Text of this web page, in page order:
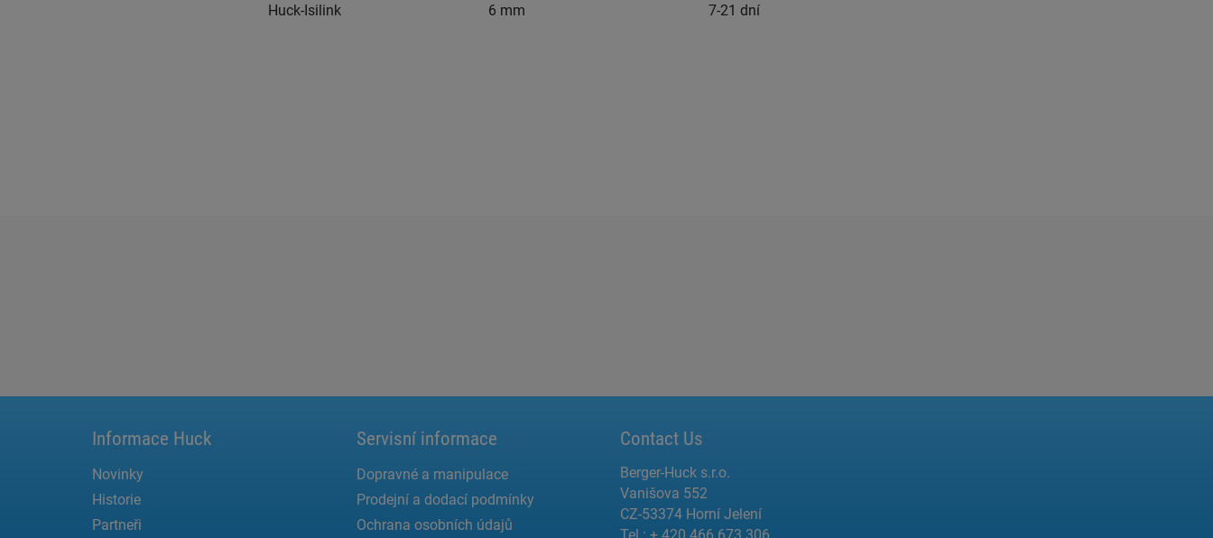
Huck-Isilink 6 mm 7-21 dní
Informace Huck
Novinky
Historie
Partneři
Servisní informace
Dopravné a manipulace
Prodejní a dodací podmínky
Ochrana osobních údajů
Contact Us
Berger-Huck s.r.o.
Vanišova 552
CZ-53374 Horní Jelení